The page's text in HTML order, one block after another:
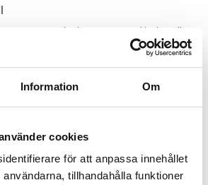
Information Om
cookies
för att anpassa innehållet
tillhandahålla funktioner
är av hög kvalité och passar lika bra till
korsstygnsbroderi. Det består av 6
vacker glans och kan delas upp efter